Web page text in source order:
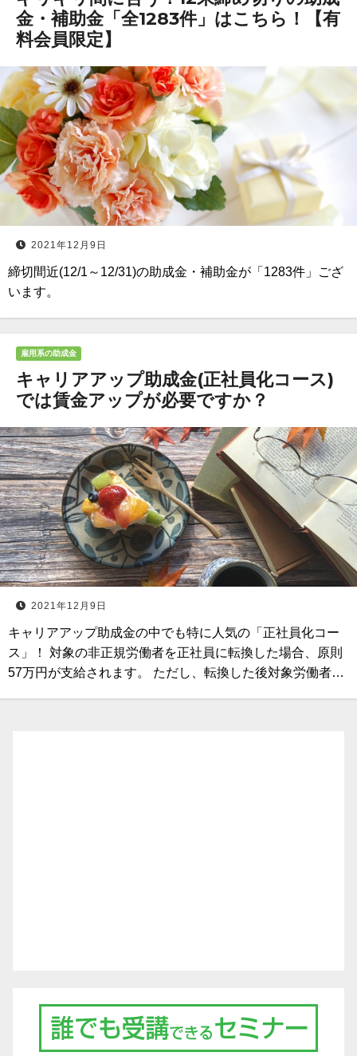
金・補助金「全1283件」はこちら！【有
料会員限定】
2021年12月9日
締切間近(12/1～12/31)の助成金・補助金が「1283件」ござ
います。
雇用系の助成金
キャリアアップ助成金(正社員化コース)
では賃金アップが必要ですか？
2021年12月9日
キャリアアップ助成金の中でも特に人気の「正社員化コー
ス」！ 対象の非正規労働者を正社員に転換した場合、原則
57万円が支給されます。 ただし、転換した後対象労働者…